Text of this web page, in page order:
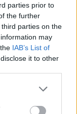
parties prior to
the further
parties on the
may
IAB’s List of
it to other
or more Google
may click to